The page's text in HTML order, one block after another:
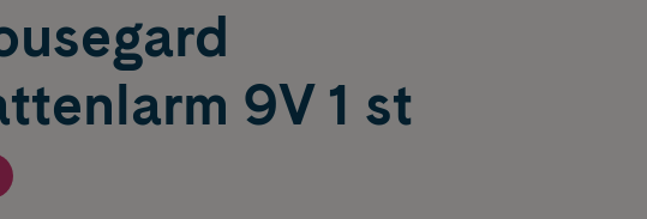
9V 1 st